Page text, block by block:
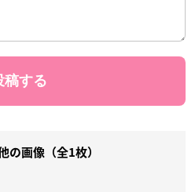
の画像（全1枚）